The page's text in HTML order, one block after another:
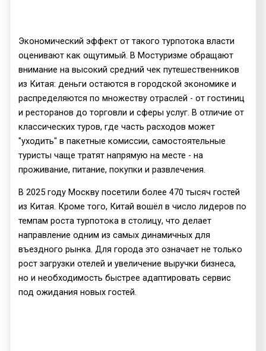
Экономический эффект от такого турпотока власти
оценивают как ощутимый. В Мостуризме обращают
внимание на высокий средний чек путешественников
из Китая: деньги остаются в городской экономике и
распределяются по множеству отраслей - от гостиниц
и ресторанов до торговли и сферы услуг. В отличие от
классических туров, где часть расходов может
"уходить" в пакетные комиссии, самостоятельные
туристы чаще тратят напрямую на месте - на
проживание, питание, покупки и развлечения.
В 2025 году Москву посетили более 470 тысяч гостей
из Китая. Кроме того, Китай вошёл в число лидеров по
темпам роста турпотока в столицу, что делает
направление одним из самых динамичных для
въездного рынка. Для города это означает не только
рост загрузки отелей и увеличение выручки бизнеса,
но и необходимость быстрее адаптировать сервис
под ожидания новых гостей.